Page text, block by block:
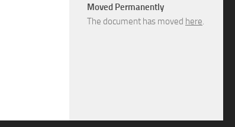
Moved Permanently
The document has moved here.